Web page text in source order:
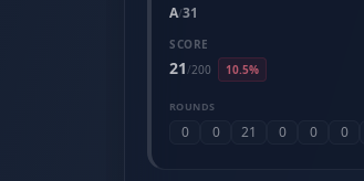
A/31
SCORE
21/200 10.5%
ROUNDS
0 0 21 0 0 0